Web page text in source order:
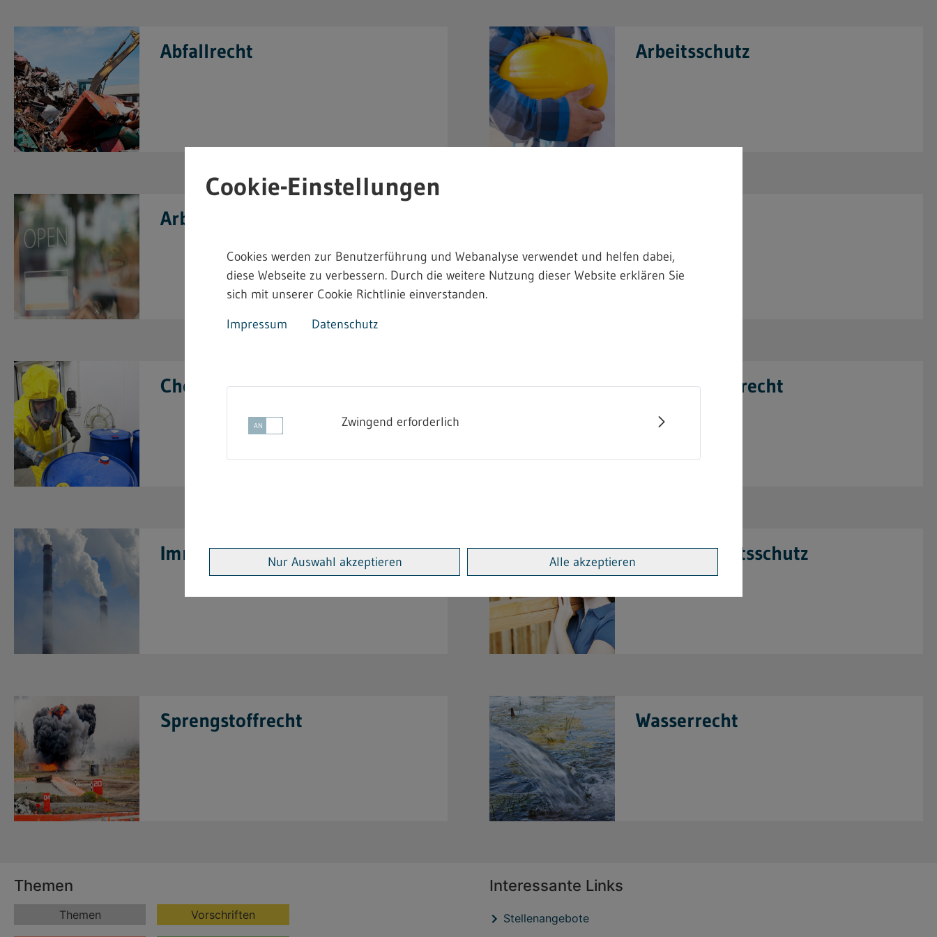
Abfallrecht Arbeitsschutz
Arbeitszeitrecht
Chemikalienrecht Heimarbeitsrecht
Immissionsschutz Jugendarbeitsschutz
Sprengstoffrecht Wasserrecht
Cookie-Einstellungen
Cookies werden zur Benutzerführung und Webanalyse verwendet und helfen dabei,
diese Webseite zu verbessern. Durch die weitere Nutzung dieser Website erklären Sie
sich mit unserer Cookie Richtlinie einverstanden.
Impressum
Datenschutz
Zwingend erforderlich
Nur Auswahl akzeptieren Alle akzeptieren
Themen
Themen Vorschriften
Interessante Links
Stellenangebote